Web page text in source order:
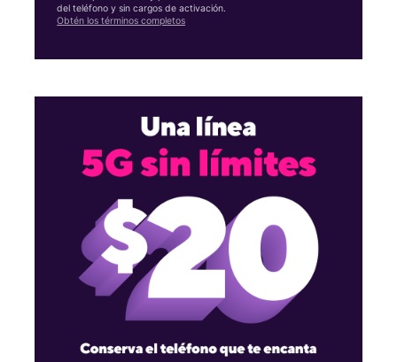
del teléfono y sin cargos de activación.
Obtén los términos completos